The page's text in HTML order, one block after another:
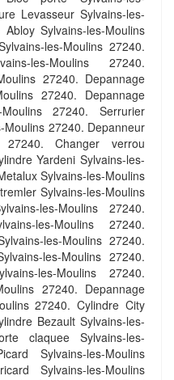
Levasseur Sylvains-les-
Sylvains-les-Moulins
les-Moulins 27240.
les-Moulins 27240.
27240. Depannage
27240. Depannage
27240. Serrurier
27240. Depanneur
27240. Changer verrou
Yardeni Sylvains-les-
Sylvains-les-Moulins
Sylvains-les-Moulins
les-Moulins 27240.
les-Moulins 27240.
les-Moulins 27240.
les-Moulins 27240.
les-Moulins 27240.
27240. Depannage
27240. Cylindre City
Bezault Sylvains-les-
claquee Sylvains-les-
Sylvains-les-Moulins
Sylvains-les-Moulins